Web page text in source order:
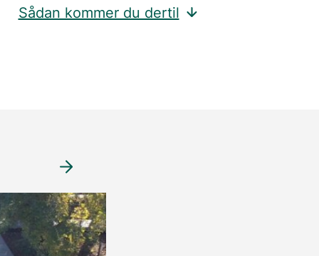
Sådan kommer du dertil